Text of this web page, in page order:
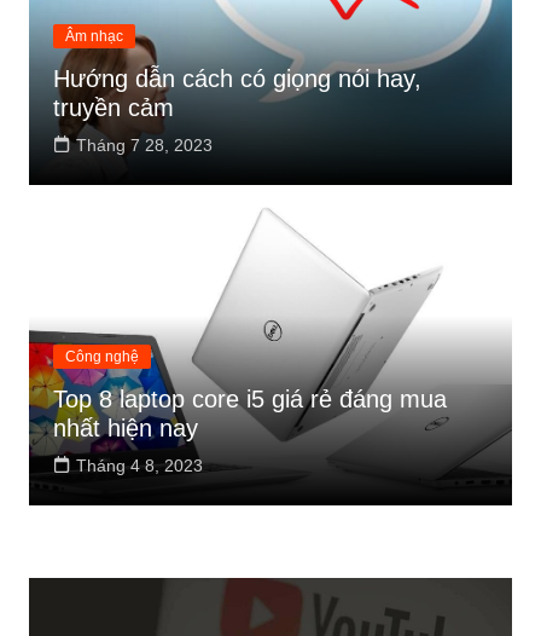
Âm nhạc
Hướng dẫn cách có giọng nói hay,
truyền cảm
Tháng 7 28, 2023
Công nghệ
Top 8 laptop core i5 giá rẻ đáng mua
nhất hiện nay
Tháng 4 8, 2023